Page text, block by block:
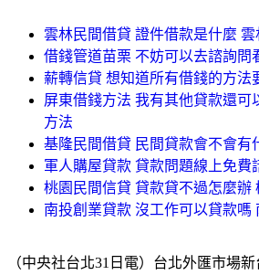
雲林民間借貸 證件借款是什麼 雲
借錢管道苗栗 不妨可以去諮詢問
薪轉信貸 想知道所有借錢的方法
屏東借錢方法 我有其他貸款還可
方法
基隆民間借貸 民間貸款會不會有
軍人購屋貸款 貸款問題線上免費
桃園民間信貸 貸款貸不過怎麼辦
南投創業貸款 沒工作可以貸款嗎
（中央社台北31日電）台北外匯市場